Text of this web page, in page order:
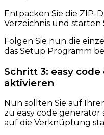
Entpacken Sie die ZIP-
Verzeichnis und starten
Folgen Sie nun die
das Setup Programm
Schritt 3: easy
aktivieren
Nun sollten Sie auf
zu easy code
auf die Verknüpfung